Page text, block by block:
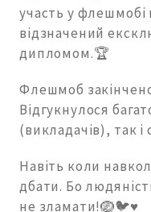
участь у флешмобі
відзначений
дипломом.🏆
Флешмоб
Відгукнулося
(викладачів), так і
Навіть коли
дбати. Бо
не зламати!🪺🐦♥️